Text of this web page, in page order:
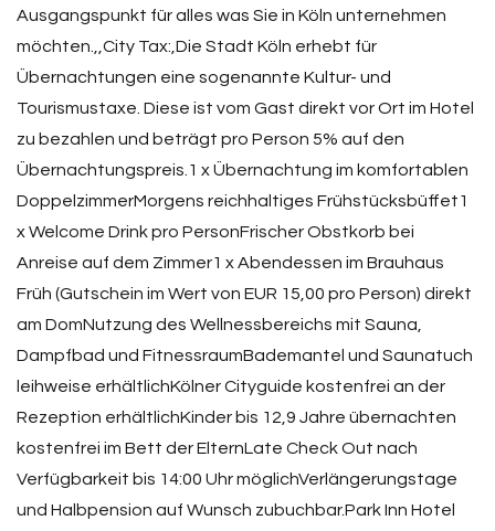
Ausgangspunkt für alles was Sie in Köln unternehmen
möchten.,,City Tax:,Die Stadt Köln erhebt für
Übernachtungen eine sogenannte Kultur- und
Tourismustaxe. Diese ist vom Gast direkt vor Ort im Hotel
zu bezahlen und beträgt pro Person 5% auf den
Übernachtungspreis.1 x Übernachtung im komfortablen
DoppelzimmerMorgens reichhaltiges Frühstücksbüffet1
x Welcome Drink pro PersonFrischer Obstkorb bei
Anreise auf dem Zimmer1 x Abendessen im Brauhaus
Früh (Gutschein im Wert von EUR 15,00 pro Person) direkt
am DomNutzung des Wellnessbereichs mit Sauna,
Dampfbad und FitnessraumBademantel und Saunatuch
leihweise erhältlichKölner Cityguide kostenfrei an der
Rezeption erhältlichKinder bis 12,9 Jahre übernachten
kostenfrei im Bett der ElternLate Check Out nach
Verfügbarkeit bis 14:00 Uhr möglichVerlängerungstage
und Halbpension auf Wunsch zubuchbar.Park Inn Hotel